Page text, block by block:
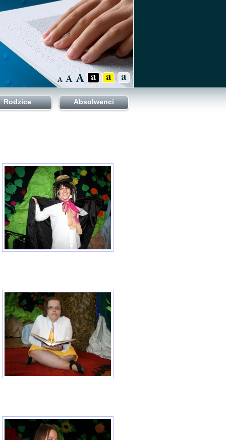
Rodzice Absolwenci